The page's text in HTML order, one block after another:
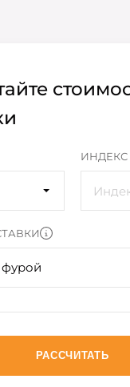
ИНДЕКС
фурой
РАССЧИТАТЬ